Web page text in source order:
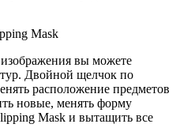
вы можете
Двойной щелчок по
расположение предметов
новые, менять форму
Mask и вытащить все